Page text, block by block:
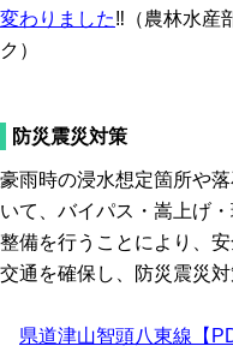
変わりました‼（農林水産
ク）
防災震災対策
豪雨時の浸水想定箇所や
いて、バイパス・嵩上げ
整備を行うことにより、
交通を確保し、防災震災対
県道津山智頭八東線【